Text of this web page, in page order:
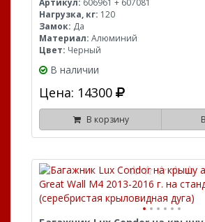
Нагрузка, кг: 120
Замок: Да
Материал: Алюминий
Цвет: Черный
В наличии
Цена: 14300
В корзину